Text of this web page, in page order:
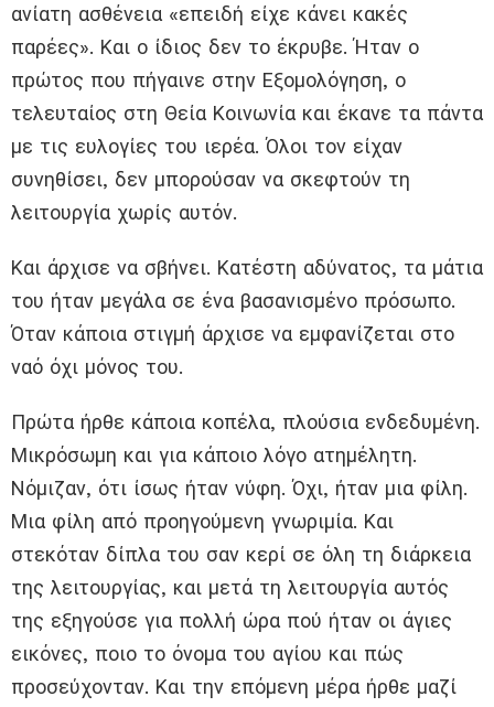
ανίατη ασθένεια «επειδή είχε κάνει κακές
παρέες». Και ο ίδιος δεν το έκρυβε. Ήταν ο
πρώτος που πήγαινε στην Εξομολόγηση, ο
τελευταίος στη Θεία Κοινωνία και έκανε τα πάντα
με τις ευλογίες του ιερέα. Όλοι τον είχαν
συνηθίσει, δεν μπορούσαν να σκεφτούν τη
λειτουργία χωρίς αυτόν.
Και άρχισε να σβήνει. Κατέστη αδύνατος, τα μάτια
του ήταν μεγάλα σε ένα βασανισμένο πρόσωπο.
Όταν κάποια στιγμή άρχισε να εμφανίζεται στο
ναό όχι μόνος του.
Πρώτα ήρθε κάποια κοπέλα, πλούσια ενδεδυμένη.
Μικρόσωμη και για κάποιο λόγο ατημέλητη.
Νόμιζαν, ότι ίσως ήταν νύφη. Όχι, ήταν μια φίλη.
Μια φίλη από προηγούμενη γνωριμία. Και
στεκόταν δίπλα του σαν κερί σε όλη τη διάρκεια
της λειτουργίας, και μετά τη λειτουργία αυτός
της εξηγούσε για πολλή ώρα πού ήταν οι άγιες
εικόνες, ποιο το όνομα του αγίου και πώς
προσεύχονταν. Και την επόμενη μέρα ήρθε μαζί